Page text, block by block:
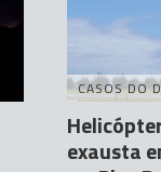
CASOS DO
exausta